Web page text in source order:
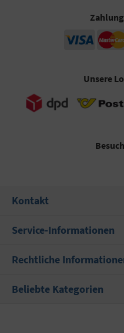
Unsere
Kontakt
Service-Informationen
Rechtliche
Beliebte Kategorien